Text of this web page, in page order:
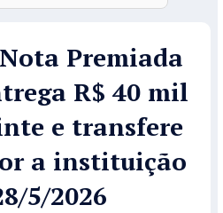
Premiada
R$ 40 mil
e transfere
a instituição
5/2026